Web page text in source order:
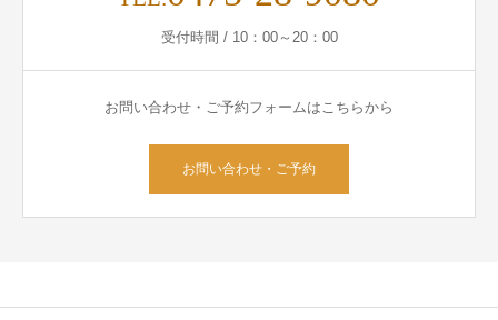
受付時間 / 10：00～20：00
お問い合わせ・ご予約フォームはこちらから
お問い合わせ・ご予約